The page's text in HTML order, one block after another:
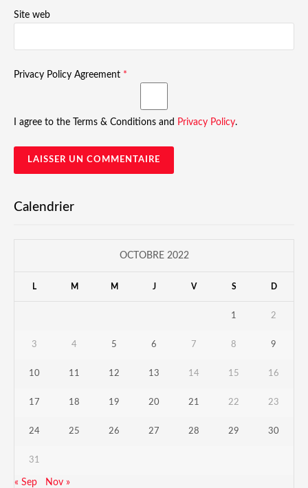
Site web
Privacy Policy Agreement *
I agree to the Terms & Conditions and Privacy Policy.
Calendrier
OCTOBRE 2022
L M M J V S D
1 2
3 4 5 6 7 8 9
10 11 12 13 14 15 16
17 18 19 20 21 22 23
24 25 26 27 28 29 30
31
« Sep Nov »